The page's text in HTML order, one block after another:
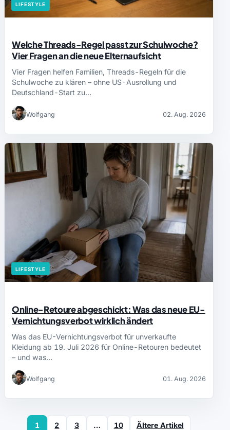
LIFESTYLE
Welche Threads-Regel passt zur Schulwoche?
Vier Fragen an die neue Elternaufsicht
Vier Fragen helfen Familien, Threads-Regeln für die
Schulwoche zu klären – ohne US-Ausrollung und
Deutschland-Start zu…
Wolfgang 02. Aug. 2026
LIFESTYLE
Online-Retoure abgeschickt: Was das neue EU-
Vernichtungsverbot wirklich ändert
Was das EU-Vernichtungsverbot für unverkaufte
Kleidung ab 19. Juli 2026 für Online-Retouren bedeutet
– und was…
Wolfgang 01. Aug. 2026
1 2 3 … 10 Ältere Artikel